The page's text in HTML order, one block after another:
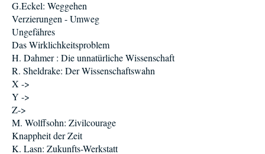
G.Eckel: Weggehen
Verzierungen - Umweg
Ungefähres
Das Wirklichkeitsproblem
H. Dahmer : Die unnatürliche Wissenschaft
R. Sheldrake: Der Wissenschaftswahn
X ->
Y ->
Z->
M. Wolffsohn: Zivilcourage
Knappheit der Zeit
K. Lasn: Zukunfts-Werkstatt